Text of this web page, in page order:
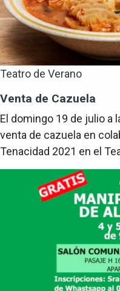
Teatro de Verano
Venta de Cazuela
El domingo 19 de julio a
venta de cazuela en
Tenacidad 2021 en el